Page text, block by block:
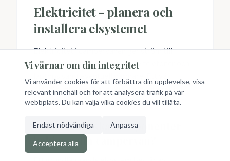
Elektricitet - planera och
installera elsystemet
Elektricitet i campervanen ger ström till
belysning, kylskåp, laddning av telefoner och
planerat elsystem är avgörande för komfort,
särskilt om du planerar full-time vanlife.
Vilka elektriska komponenter
behöver din campervan?
Vi värnar om din integritet
Vi använder cookies för att förbättra din upplevelse, visa
relevant innehåll och för att analysera trafik på vår
webbplats. Du kan välja vilka cookies du vill tillåta.
Endast nödvändiga Anpassa
Acceptera alla